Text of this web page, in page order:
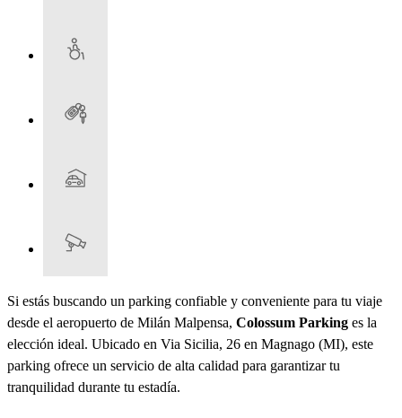
Si estás buscando un parking confiable y conveniente para tu viaje
desde el aeropuerto de Milán Malpensa, Colossum Parking es la
elección ideal. Ubicado en Via Sicilia, 26 en Magnago (MI), este
parking ofrece un servicio de alta calidad para garantizar tu
tranquilidad durante tu estadía.